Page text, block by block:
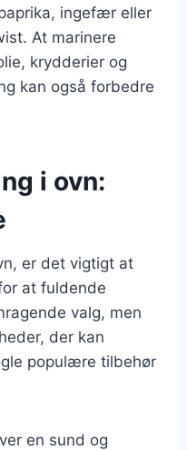
ingefær eller
At marinere
krydderier og
kan også forbedre
i ovn:
er det vigtigt at
at fuldende
valg, men
der kan
populære tilbehør
en sund og